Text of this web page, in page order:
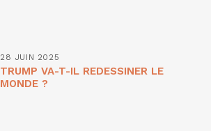
28 JUIN 2025
TRUMP VA-T-IL REDESSINER LE
MONDE ?